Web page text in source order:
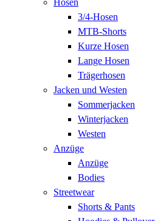
3/4-Hosen
MTB-Shorts
Kurze Hosen
Lange Hosen
Trägerhosen
Jacken und Westen
Sommerjacken
Winterjacken
Westen
Anzüge
Anzüge
Bodies
Streetwear
Shorts & Pants